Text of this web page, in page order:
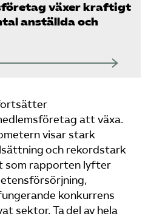
växer kraftigt
anställda och
att växa.
visar stark
och rekordstark
rapporten lyfter
konkurrens
sektor. Ta del av hela